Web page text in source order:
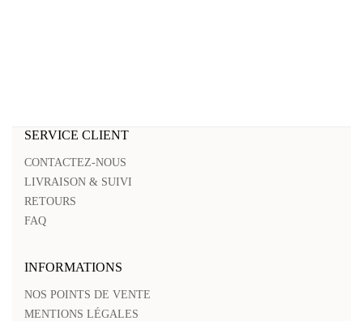
SERVICE CLIENT
CONTACTEZ-NOUS
LIVRAISON & SUIVI
RETOURS
FAQ
INFORMATIONS
NOS POINTS DE VENTE
MENTIONS LÉGALES